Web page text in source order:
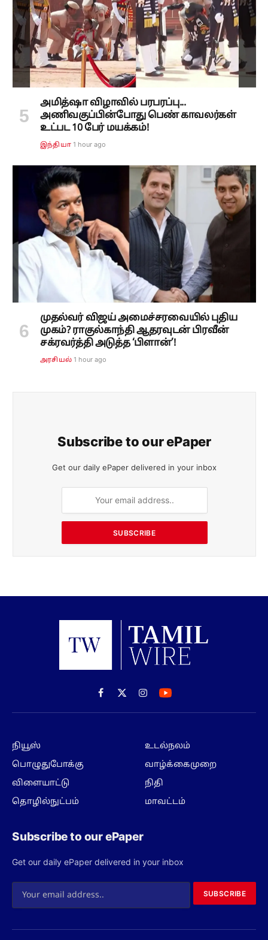
அமித்ஷா விழாவில் பரபரப்பு...
அணிவகுப்பின்போது பெண் காவலர்கள்
உட்பட 10 பேர் மயக்கம்!
இந்தியா 1 hour ago
முதல்வர் விஜய் அமைச்சரவையில் புதிய
முகம்? ராகுல்காந்தி ஆதரவுடன் பிரவீன்
சக்ரவர்த்தி அடுத்த ‘பிளான்’!
அரசியல் 1 hour ago
Subscribe to our ePaper
Get our daily ePaper delivered in your inbox
SUBSCRIBE
Facebook
X
(Twitter)
Instagram
நியூஸ்
பொழுதுபோக்கு
விளையாட்டு
தொழில்நுட்பம்
உடல்நலம்
வாழ்க்கைமுறை
நிதி
மாவட்டம்
Subscribe to our ePaper
Get our daily ePaper delivered in your inbox
SUBSCRIBE